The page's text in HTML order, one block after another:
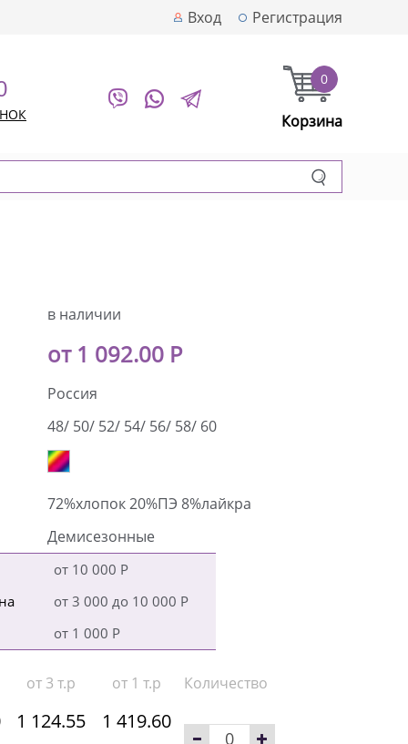
Вход Регистрация
0
Корзина
в наличии
от 1 092.00 Р
Россия
48/ 50/ 52/ 54/ 56/ 58/ 60
72%хлопок 20%ПЭ 8%лайкра
Демисезонные
от 10 000 Р
от 3 000 до 10 000 Р
от 1 000 Р
от 3 т.р от 1 т.р Количество
1 124.55
1 419.60